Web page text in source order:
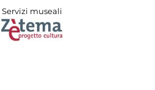
Servizi museali